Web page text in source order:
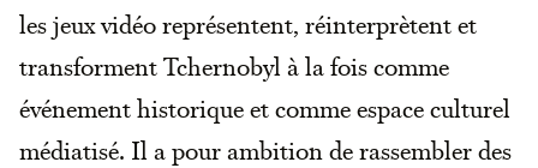
les jeux vidéo représentent, réinterprètent et
transforment Tchernobyl à la fois comme
événement historique et comme espace culturel
médiatisé. Il a pour ambition de rassembler des